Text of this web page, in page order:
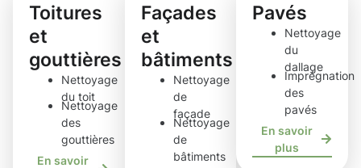
Toitures
et
gouttières
Nettoyage
du toit
Nettoyage
des
gouttières
En savoir
Façades
et
bâtiments
Nettoyage
de
façade
Nettoyage
de
bâtiments
Pavés
Nettoyage
du
dallage
Imprégnation
des
pavés
En savoir
plus